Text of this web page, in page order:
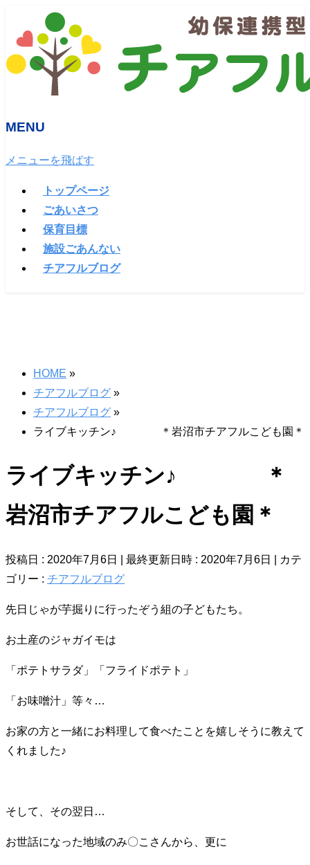
MENU
メニューを飛ばす
トップページ
ごあいさつ
保育目標
施設ごあんない
チアフルブログ
HOME »
チアフルブログ »
チアフルブログ »
ライブキッチン♪ ＊岩沼市チアフルこども園＊
ライブキッチン♪ ＊
岩沼市チアフルこども園＊
投稿日 : 2020年7月6日 最終更新日時 : 2020年7月6日
カテ
ゴリー : チアフルブログ
先日じゃが芋掘りに行ったぞう組の子どもたち。
お土産のジャガイモは
「ポテトサラダ」「フライドポテト」
「お味噌汁」等々…
お家の方と一緒にお料理して食べたことを嬉しそうに教えて
くれました♪
そして、その翌日…
お世話になった地域のみ〇こさんから、更に